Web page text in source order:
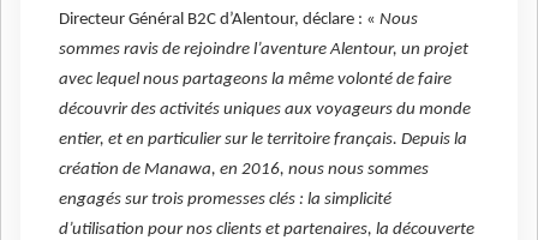
Directeur Général B2C d’Alentour, déclare : « Nous
sommes ravis de rejoindre l’aventure Alentour, un projet
avec lequel nous partageons la même volonté de faire
découvrir des activités uniques aux voyageurs du monde
entier, et en particulier sur le territoire français. Depuis la
création de Manawa, en 2016, nous nous sommes
engagés sur trois promesses clés : la simplicité
d’utilisation pour nos clients et partenaires, la découverte